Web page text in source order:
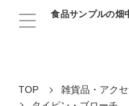
食品サンプルの
TOP
雑貨品・アク